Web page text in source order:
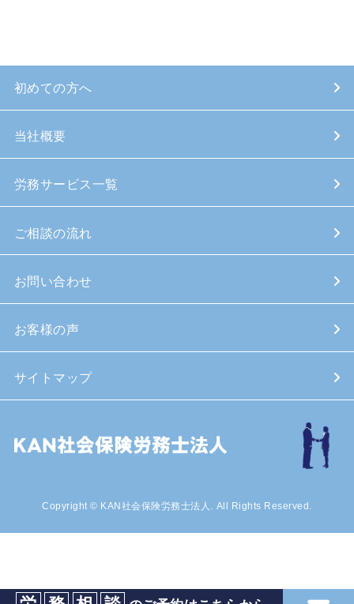
初めての方へ
当社概要
労務サービス一覧
ご相談の流れ
お問い合わせ
お客様の声
サイトマップ
Copyright © KAN社会保険労務士法人. All Rights Reserved.